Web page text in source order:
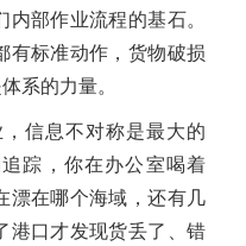
部作业流程的基石。
有标准动作，货物破损
系的力量。
，信息不对称是最大的
踪，你在办公室喝着
漂在哪个海域，还有几
港口才发现货丢了、错